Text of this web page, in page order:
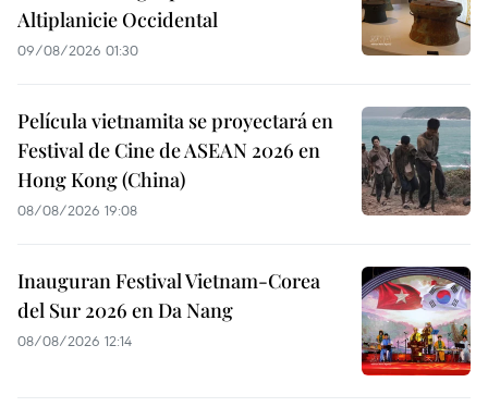
Altiplanicie Occidental
09/08/2026 01:30
Película vietnamita se proyectará en
Festival de Cine de ASEAN 2026 en
Hong Kong (China)
08/08/2026 19:08
Inauguran Festival Vietnam-Corea
del Sur 2026 en Da Nang
08/08/2026 12:14